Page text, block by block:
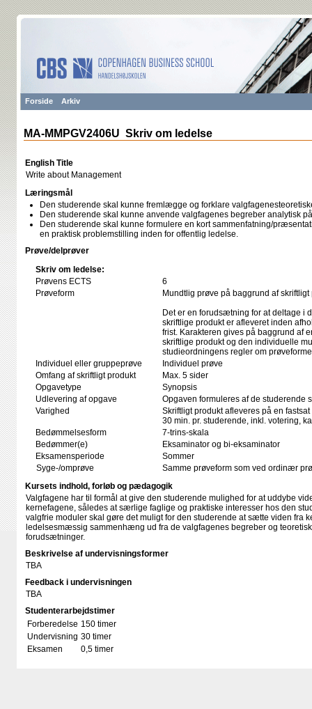
Forside Arkiv
MA-MMPGV2406U Skriv om ledelse
English Title
Write about Management
Læringsmål
Den studerende skal kunne fremlægge og forklare
Den studerende skal kunne anvende valgfagenes begreber analytisk
Den studerende skal kunne formulere en kort sammenfatning/
en praktisk problemstilling inden for offentlig ledelse.
Prøve/delprøver
Skriv om ledelse:
Prøvens ECTS
6
Prøveform
Mundtlig prøve på baggrund af skriftligt
Det er en forudsætning for at deltage i
skriftlige produkt er afleveret inden
frist. Karakteren gives på baggrund af
skriftlige produkt og den individuelle
studieordningens regler om
Individuel eller gruppeprøve
Individuel prøve
Omfang af skriftligt produkt
Max. 5 sider
Opgavetype
Synopsis
Udlevering af opgave
Opgaven formuleres af de studerende
Varighed
Skriftligt produkt afleveres på en
30 min. pr. studerende, inkl. votering,
Bedømmelsesform
7-trins-skala
Bedømmer(e)
Eksaminator og bi-eksaminator
Eksamensperiode
Sommer
Syge-/omprøve
Samme prøveform som ved ordinær
Kursets indhold, forløb og pædagogik
Valgfagene har til formål at give den studerende mulighed for at uddybe
kernefagene, således at særlige faglige og praktiske interesser hos den
valgfrie moduler skal gøre det muligt for den studerende at sætte viden fra
ledelsesmæssig sammenhæng ud fra de valgfagenes begreber og
forudsætninger.
Beskrivelse af undervisningsformer
TBA
Feedback i undervisningen
TBA
Studenterarbejdstimer
Forberedelse 150 timer
Undervisning 30 timer
Eksamen
0,5 timer